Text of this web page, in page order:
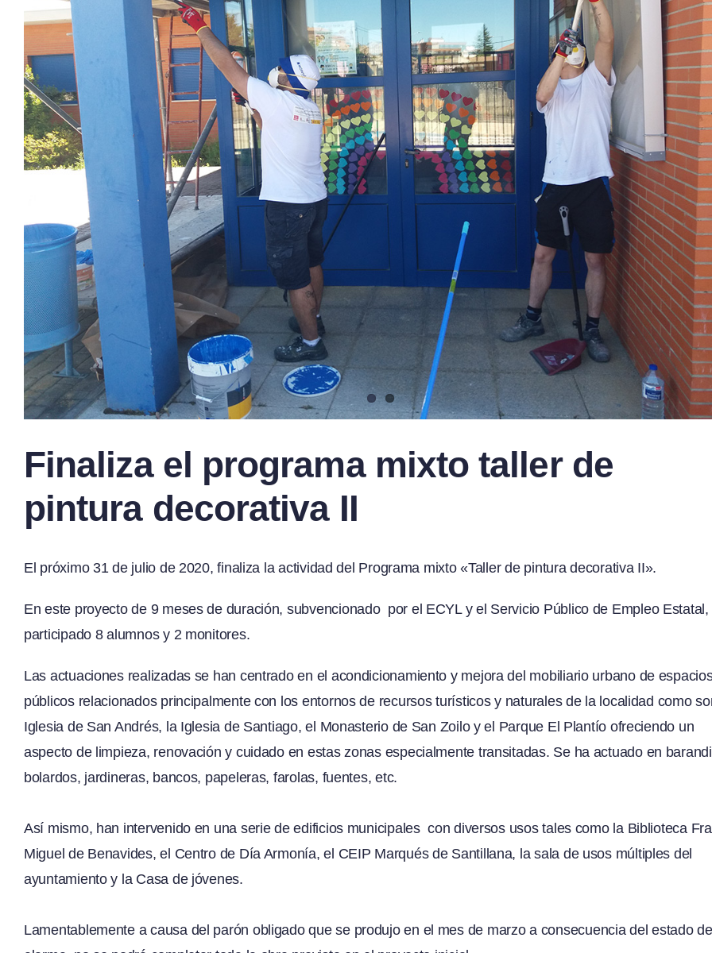
Finaliza el programa mixto taller de
pintura decorativa II
El próximo 31 de julio de 2020, finaliza la actividad del Programa mixto «Taller de pintura decorativa II».
En este proyecto de 9 meses de duración, subvencionado por el ECYL y el Servicio Público de Empleo Estatal,
participado 8 alumnos y 2 monitores.
Las actuaciones realizadas se han centrado en el acondicionamiento y mejora del mobiliario urbano de
públicos relacionados principalmente con los entornos de recursos turísticos y naturales de la localidad como
Iglesia de San Andrés, la Iglesia de Santiago, el Monasterio de San Zoilo y el Parque El Plantío ofreciendo un
aspecto de limpieza, renovación y cuidado en estas zonas especialmente transitadas. Se ha actuado en
bolardos, jardineras, bancos, papeleras, farolas, fuentes, etc.
Así mismo, han intervenido en una serie de edificios municipales con diversos usos tales como la Biblioteca
Miguel de Benavides, el Centro de Día Armonía, el CEIP Marqués de Santillana, la sala de usos múltiples del
ayuntamiento y la Casa de jóvenes.
Lamentablemente a causa del parón obligado que se produjo en el mes de marzo a consecuencia del estado de